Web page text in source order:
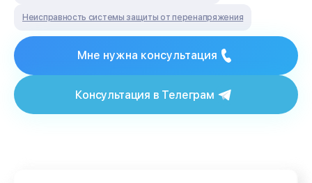
Неисправность системы защиты от перенапряжения
Мне нужна консультация
Консультация в Телеграм